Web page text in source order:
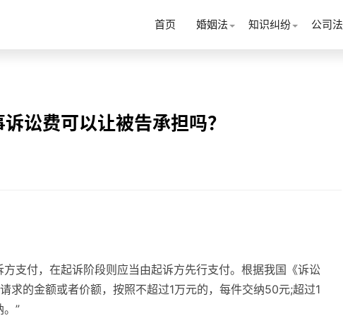
首页 婚姻法 知识纠纷 公司法
讼费可以让被告承担吗？
支付，在起诉阶段则应当由起诉方先行支付。根据我国《诉讼
求的金额或者价额，按照不超过1万元的，每件交纳50元;超过1
”